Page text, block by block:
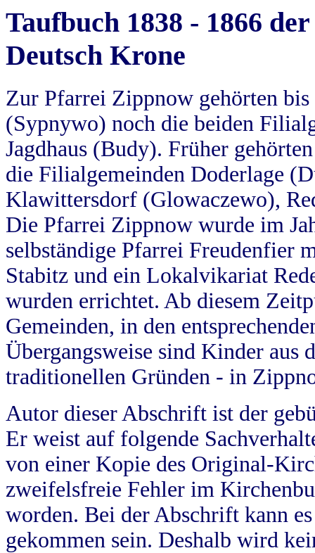
Taufbuch 1838 - 1866
Deutsch Krone
Zur Pfarrei Zippnow gehörten
(Sypnywo) noch die beiden
Jagdhaus (Budy). Früher
die Filialgemeinden Doderlage
Klawittersdorf (Glowaczewo),
Die Pfarrei Zippnow wurde im
selbständige Pfarrei Freudenfier
Stabitz und ein Lokalvikariat
wurden errichtet. Ab diesem
Gemeinden, in den
Übergangsweise sind Kinder aus
traditionellen Gründen - in
Autor dieser Abschrift ist der
Er weist auf folgende
von einer Kopie des Original-
zweifelsfreie Fehler im
worden. Bei der Abschrift kann
gekommen sein. Deshalb wird